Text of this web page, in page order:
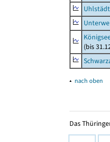
(bis
▴ nach oben
Das